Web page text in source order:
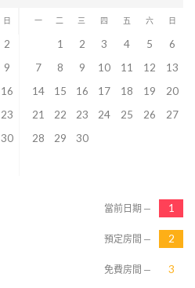
日
2
9
16
23
30
一 二 三 四 五 六 日
1 2 3 4 5
6
7
8 9 10 11 12
13
14
15 16 17 18 19
20
21
22 23 24 25 26
27
28
29 30
當前日期 —
預定房間 —
免費房間 —